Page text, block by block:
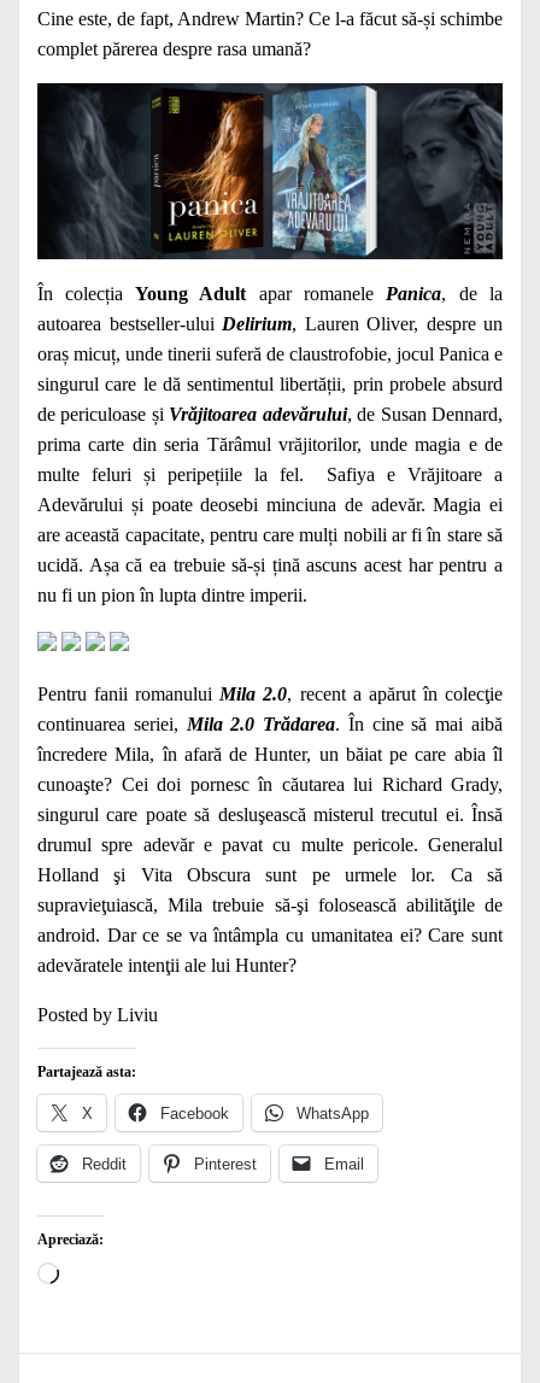
Cine este, de fapt, Andrew Martin? Ce l-a făcut să-și schimbe
complet părerea despre rasa umană?
În colecția Young Adult apar romanele Panica, de la
autoarea bestseller-ului Delirium, Lauren Oliver, despre un
oraș micuț, unde tinerii suferă de claustrofobie, jocul Panica e
singurul care le dă sentimentul libertății, prin probele absurd
de periculoase și Vrăjitoarea adevărului, de Susan Dennard,
prima carte din seria Tărâmul vrăjitorilor, unde magia e de
multe feluri și peripețiile la fel. Safiya e Vrăjitoare a
Adevărului și poate deosebi minciuna de adevăr. Magia ei
are această capacitate, pentru care mulți nobili ar fi în stare să
ucidă. Așa că ea trebuie să-și țină ascuns acest har pentru a
nu fi un pion în lupta dintre imperii.
Pentru fanii romanului Mila 2.0, recent a apărut în colecţie
continuarea seriei, Mila 2.0 Trădarea. În cine să mai aibă
încredere Mila, în afară de Hunter, un băiat pe care abia îl
cunoaşte? Cei doi pornesc în căutarea lui Richard Grady,
singurul care poate să desluşească misterul trecutul ei. Însă
drumul spre adevăr e pavat cu multe pericole. Generalul
Holland şi Vita Obscura sunt pe urmele lor. Ca să
supravieţuiască, Mila trebuie să-şi folosească abilităţile de
android. Dar ce se va întâmpla cu umanitatea ei? Care sunt
adevăratele intenţii ale lui Hunter?
Posted by Liviu
Partajează asta:
X Facebook WhatsApp
Reddit Pinterest Email
Apreciază:
Încarc...